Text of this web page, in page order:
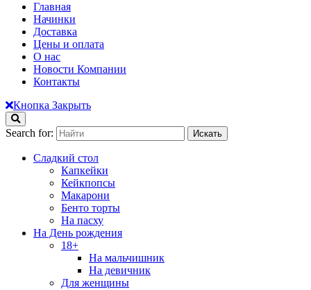
Главная
Начинки
Доставка
Цены и оплата
О нас
Новости Компании
Контакты
Кнопка Закрыть
Search for:
Сладкий стол
Капкейки
Кейкпопсы
Макарони
Бенто торты
На пасху
На День рождения
18+
На мальчишник
На девичник
Для женщины